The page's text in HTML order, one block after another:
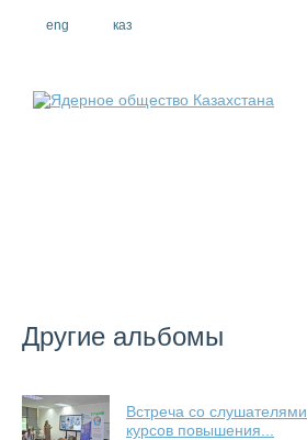
eng каз
Другие альбомы
Встреча со слушателями
курсов повышения...